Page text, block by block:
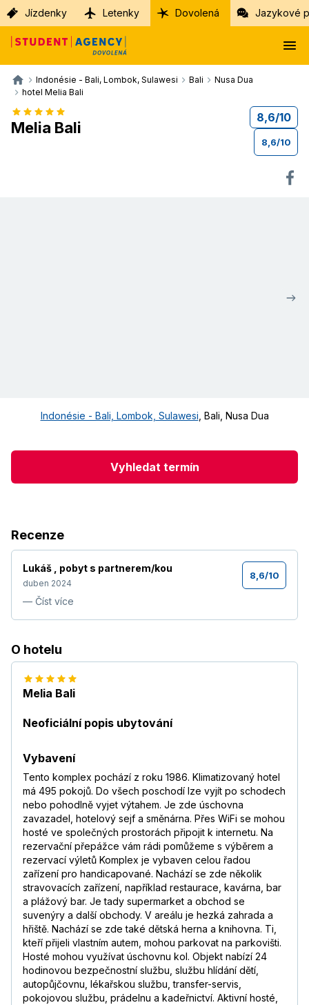
Jízdenky Letenky Dovolená Jazykové
Indonésie - Bali, Lombok, Sulawesi Bali
Nusa Dua
hotel Melia Bali
Melia Bali
8,6/10
8,6/10
Indonésie - Bali, Lombok, Sulawesi Bali Nusa Dua
Vyhledat termín
Recenze
Lukáš pobyt s partnerem/kou
duben 2024
— Číst více
8,6/10
O hotelu
Melia Bali
Neoficiální popis ubytování
Vybavení
Tento komplex pochází z roku 1986. Klimatizovaný hotel
má 495 pokojů. Do všech poschodí lze vyjít po schodech
nebo pohodlně vyjet výtahem. Je zde úschovna
zavazadel, hotelový sejf a směnárna. Přes WiFi se mohou
hosté ve společných prostorách připojit k internetu. Na
rezervační přepážce vám rádi pomůžeme s výběrem a
rezervací výletů Komplex je vybaven celou řadou
zařízení pro handicapované. Nachází se zde několik
stravovacích zařízení, například restaurace, kavárna, bar
a plážový bar. Je tady supermarket a obchod se
suvenýry a další obchody. V areálu je hezká zahrada a
hřiště. Nachází se zde také dětská herna a knihovna. Ti,
kteří přijeli vlastním autem, mohou parkovat na parkovišti.
Hosté mohou využívat úschovnu kol. Objekt nabízí 24
hodinovou bezpečnostní službu, službu hlídání dětí,
autopůjčovnu, lékařskou službu, transfer-servis,
pokojovou službu, prádelnu a kadeřnictví. Aktivní hosté,